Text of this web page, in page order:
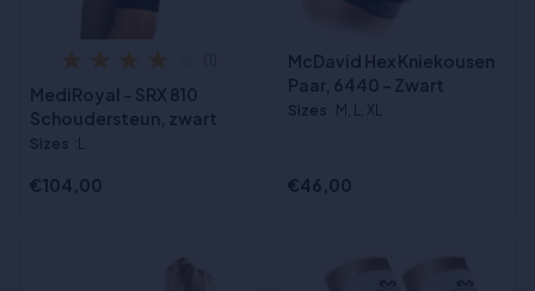
MediRoyal - SRX 810
Schoudersteun, zwart
Sizes :L
€104,00
McDavid Hex Kniekousen
Paar, 6440 - Zwart
Sizes :M, L, XL
€46,00